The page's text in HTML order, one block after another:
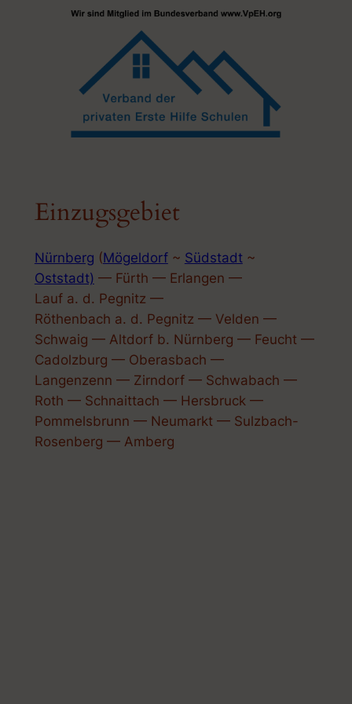
Einzugsgebiet
Nürnberg (Mögeldorf~ Südstadt ~
Oststadt) — Fürth — Erlangen —
Lauf a. d. Pegnitz —
Röthenbach a. d. Pegnitz — Velden —
Schwaig — Altdorf b. Nürnberg — Feucht —
Cadolzburg — Oberasbach —
Langenzenn — Zirndorf — Schwabach —
Roth — Schnaittach — Hersbruck —
Pommelsbrunn — Neumarkt — Sulzbach-
Rosenberg — Amberg